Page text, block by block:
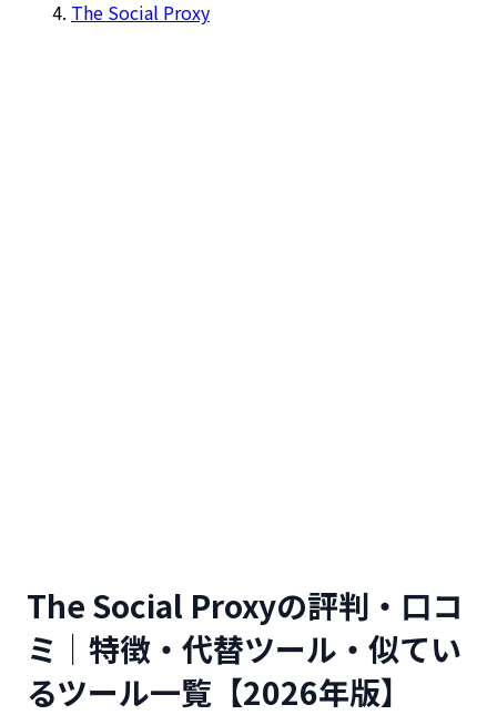
The Social Proxy
The Social Proxyの評判・口コ
ミ｜特徴・代替ツール・似てい
るツール一覧【2026年版】